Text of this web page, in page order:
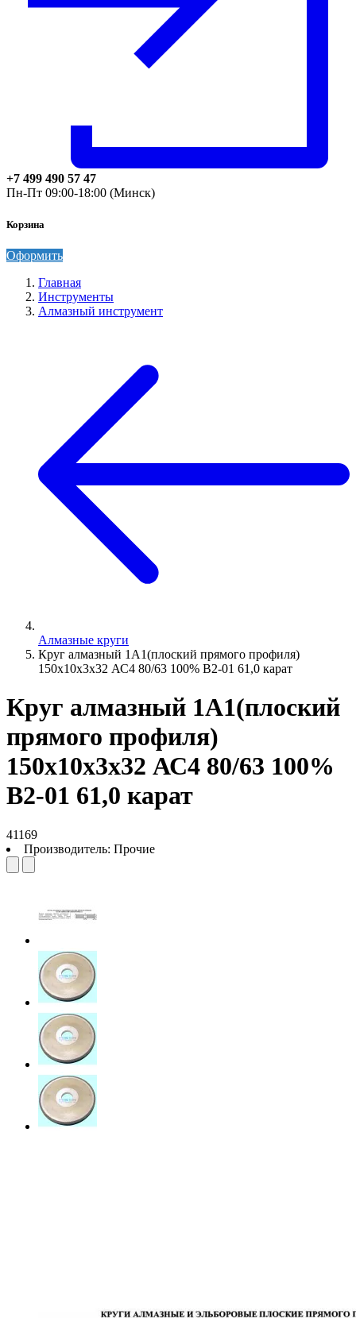
+7 499 490 57 47
Пн-Пт 09:00-18:00 (Минск)
Корзина
Оформить
Главная
Инструменты
Алмазный инструмент
Алмазные круги
Круг алмазный 1А1(плоский прямого профиля)
150х10х3х32 АС4 80/63 100% В2-01 61,0 карат
Круг алмазный 1А1(плоский
прямого профиля)
150х10х3х32 АС4 80/63 100%
В2-01 61,0 карат
41169
Производитель: Прочие